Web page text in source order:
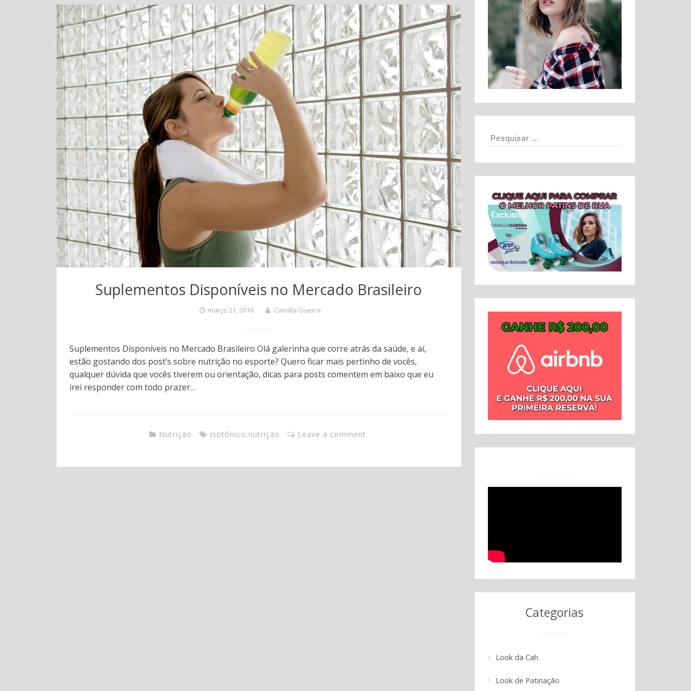
Suplementos Disponíveis no Mercado Brasileiro
março 21, 2016 Camilla Guerra
Suplementos Disponíveis no Mercado Brasileiro Olá galerinha que corre atrás da saúde, e aí,
estão gostando dos post’s sobre nutrição no esporte? Quero ficar mais pertinho de vocês,
qualquer dúvida que vocês tiverem ou orientação, dicas para posts comentem em baixo que eu
irei responder com todo prazer…
Nutrição isotônico,nutrição Leave a comment
Categorias
Look da Cah
Look de Patinação